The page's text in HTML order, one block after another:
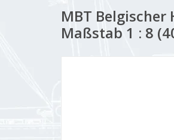
MBT
Maßstab 1 : 8